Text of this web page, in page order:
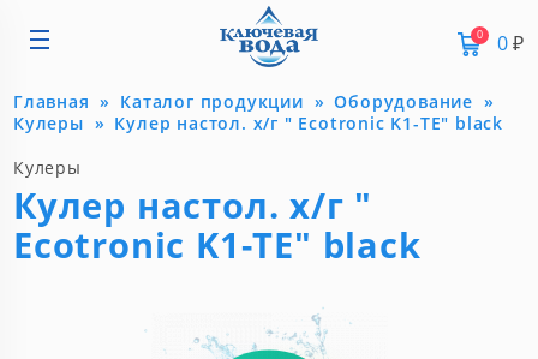
0 0₽
Главная Каталог продукции
Оборудование
Кулеры
Кулер настол. х/г " Ecotronic K1-TE" black
Кулеры
Кулер настол. х/г "
Ecotronic K1-TE" black